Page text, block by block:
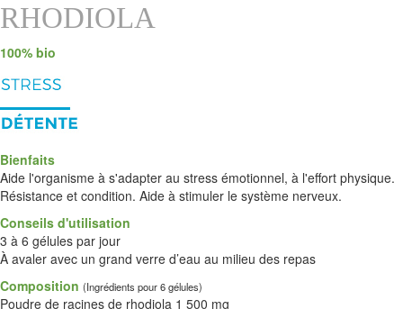
RHODIOLA
100% bio
Bienfaits
Aide l'organisme à s'adapter au stress émotionnel, à l'effort physique.
Résistance et condition. Aide à stimuler le système nerveux.
Conseils d'utilisation
3 à 6 gélules par jour
À avaler avec un grand verre d’eau au milieu des repas
Composition (Ingrédients pour 6 gélules)
Poudre de racines de rhodiola 1 500 mg